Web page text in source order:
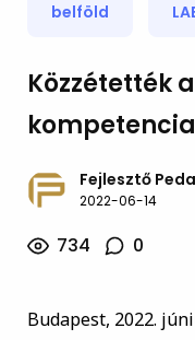
belföld
Közzétették
Fejlesztő
2022-06-14
734 0
Budapest, 2022.